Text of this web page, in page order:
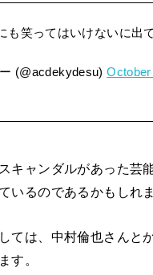
も笑ってはいけないに出
(@acdekydesu)
キャンダルがあった芸
いるのであるかもしれ
ては、中村倫也さんと
す。